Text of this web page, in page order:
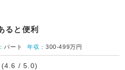
ると便利
パート 年収：300-499万円
(4.6 / 5.0)